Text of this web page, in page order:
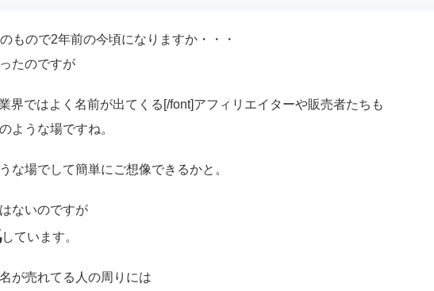
もので2年前の今頃になりますか・・・
たのですが
界ではよく名前が出てくる[/font]アフィリエイターや販売者たちも
ような場ですね。
な場でして簡単にご想像できるかと。
ないのですが
しています。
が売れてる人の周りには